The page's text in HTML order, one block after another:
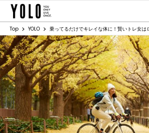
Top YOLO 乗ってるだけでキレイな体に！賢いトレ女は